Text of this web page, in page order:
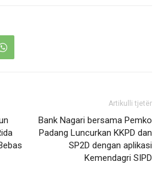
Artikulli tjetër
Bank Nagari bersama Pemko
Padang Luncurkan KKPD dan
SP2D dengan aplikasi
Kemendagri SIPD